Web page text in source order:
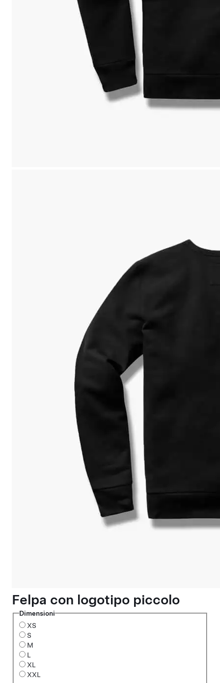
Felpa con logotipo piccolo
Dimensioni
XS
S
M
L
XL
XXL